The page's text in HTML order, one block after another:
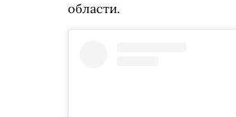
области.